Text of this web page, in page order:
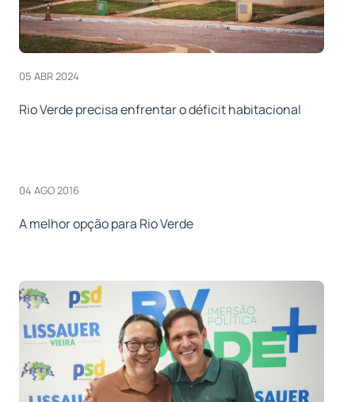
05 ABR 2024
Rio Verde precisa enfrentar o déficit habitacional
04 AGO 2016
A melhor opção para Rio Verde